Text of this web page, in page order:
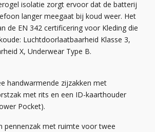
isolatie zorgt ervoor dat de batterij
langer meegaat bij koud weer. Het
de EN 342 certificering voor Kleding die
Luchtdoorlaatbaarheid Klasse 3,
X, Underwear Type B.
handwarmende zijzakken met
met rits en een ID-kaarthouder
Pocket).
pennenzak met ruimte voor twee